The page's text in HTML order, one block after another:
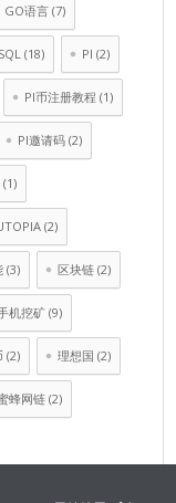
GO语言 (7)
(18) PI (2)
PI币注册教程 (1)
PI邀请码 (2)
(1)
(2)
(3) 区块链 (2)
机挖矿 (9)
(2) 理想国 (2)
蜂网链 (2)